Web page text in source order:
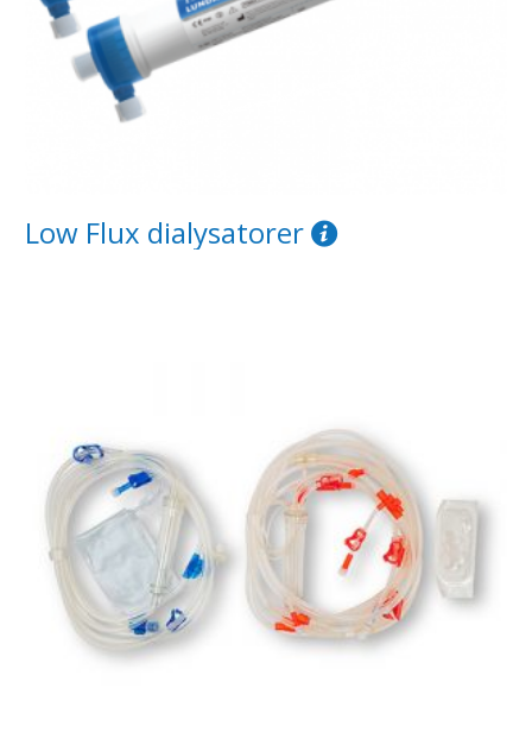
Low Flux dialysatorer